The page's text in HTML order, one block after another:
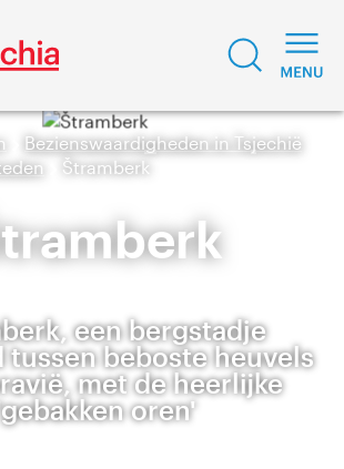
Bezienswaardigheden in Tsjechië
Štramberk
een bergstadje
tussen beboste heuvels
met de heerlijke
oren'